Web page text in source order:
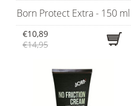
Born Protect Extra - 150 ml
€10,89
€14,95